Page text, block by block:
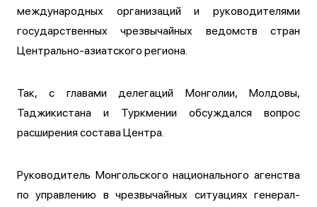
международных организаций и руководителями
государственных чрезвычайных ведомств стран
Центрально-азиатского региона.
Так, с главами делегаций Монголии, Молдовы,
Таджикистана и Туркмении обсуждался вопрос
расширения состава Центра.
Руководитель Монгольского национального агенства
по управлению в чрезвычайных ситуациях генерал-